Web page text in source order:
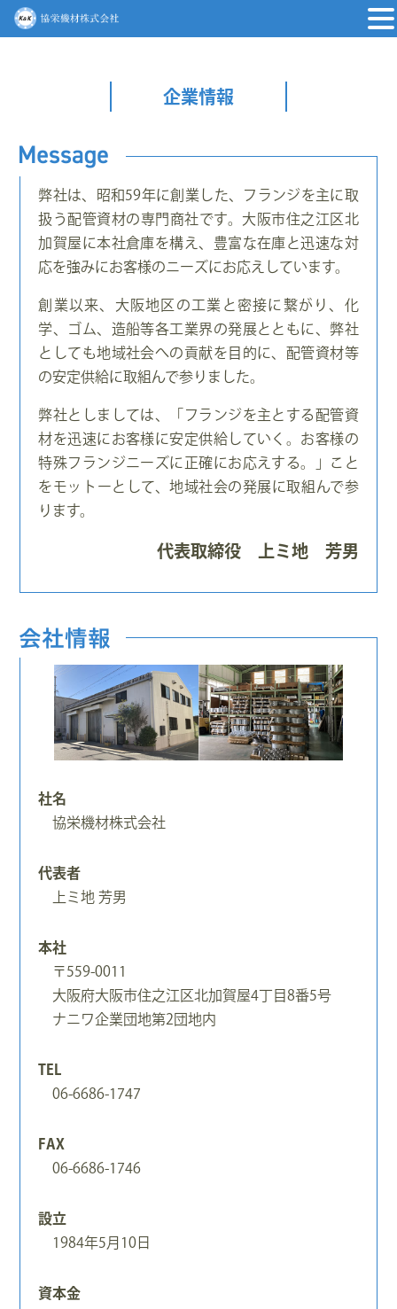
企業情報
弊社は、昭和59年に創業した、フランジを主に取
扱う配管資材の専門商社です。大阪市住之江区北
加賀屋に本社倉庫を構え、豊富な在庫と迅速な対
応を強みにお客様のニーズにお応えしています。
創業以来、大阪地区の工業と密接に繋がり、化
学、ゴム、造船等各工業界の発展とともに、弊社
としても地域社会への貢献を目的に、配管資材等
の安定供給に取組んで参りました。
弊社としましては、「フランジを主とする配管資
材を迅速にお客様に安定供給していく。お客様の
特殊フランジニーズに正確にお応えする。」こと
をモットーとして、地域社会の発展に取組んで参
ります。
代表取締役 上ミ地 芳男
社名
協栄機材株式会社
代表者
上ミ地 芳男
本社
〒559-0011
大阪府大阪市住之江区北加賀屋4丁目8番5号
ナニワ企業団地第2団地内
TEL
06-6686-1747
FAX
06-6686-1746
設立
1984年5月10日
資本金